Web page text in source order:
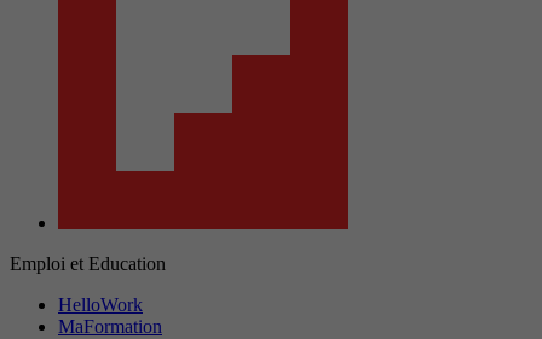
Emploi et Education
HelloWork
MaFormation